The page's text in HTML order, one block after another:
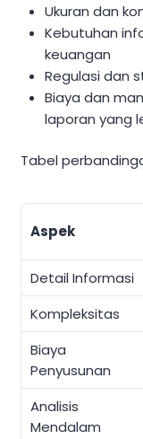
Ukuran dan
Kebutuhan
keuangan
Regulasi dan
Biaya dan
laporan yang
Tabel
Aspek
Detail Informasi
Kompleksitas
Biaya
Penyusunan
Analisis
Mendalam